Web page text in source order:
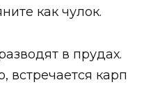
как чулок.
в прудах.
встречается карп